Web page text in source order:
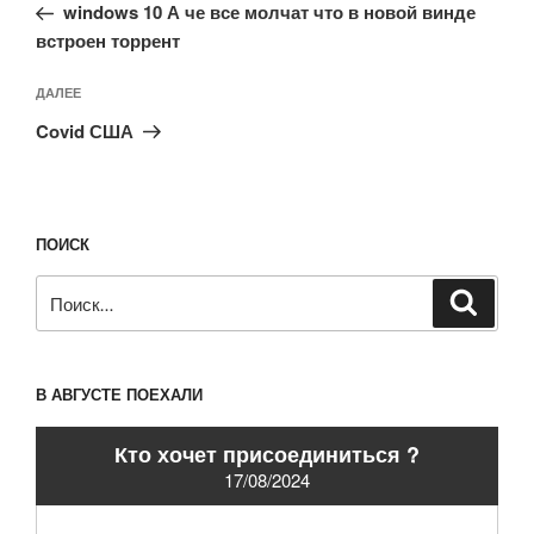
записям
windows 10 А че все молчат что в новой винде
встроен торрент
Следующая
запись
ДАЛЕЕ
Covid США
ПОИСК
В АВГУСТЕ ПОЕХАЛИ
Кто хочет присоединиться ?
17/08/2024